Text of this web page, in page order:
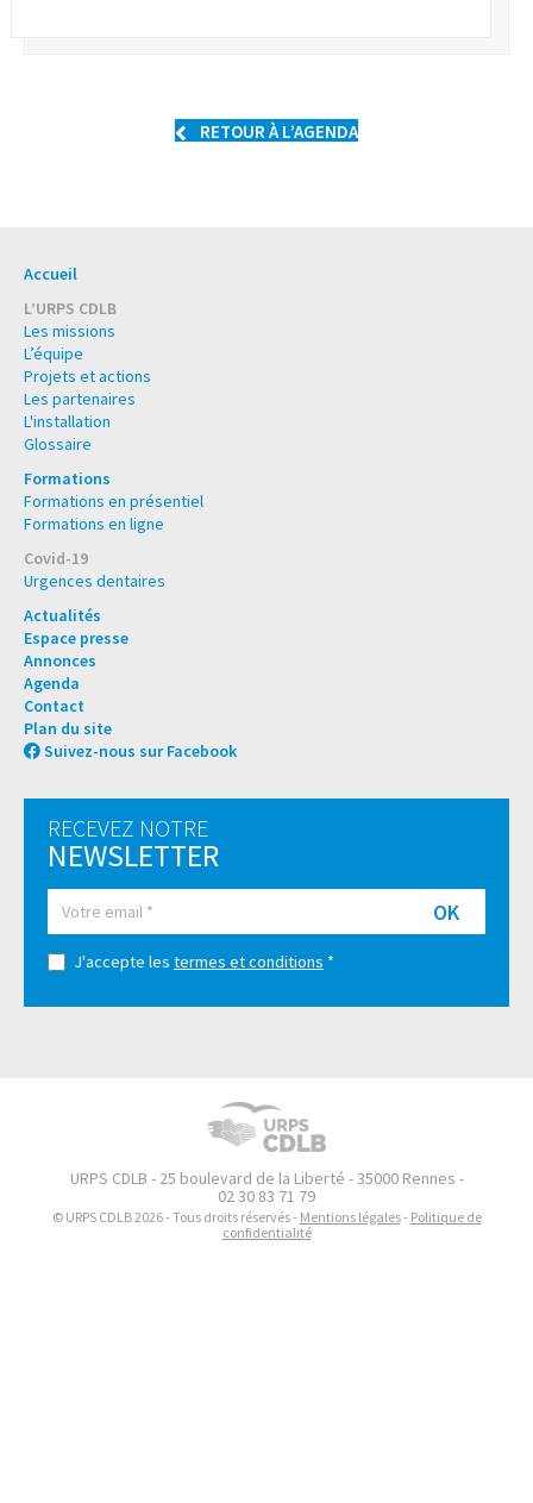
RETOUR À L’AGENDA
Accueil
L’URPS CDLB
Les missions
L’équipe
Projets et actions
Les partenaires
L'installation
Glossaire
Formations
Formations en présentiel
Formations en ligne
Covid-19
Urgences dentaires
Actualités
Espace presse
Annonces
Agenda
Contact
Plan du site
Suivez-nous sur Facebook
RECEVEZ NOTRE
NEWSLETTER
OK
J'accepte les termes et conditions *
URPS CDLB - 25 boulevard de la Liberté - 35000 Rennes -
02 30 83 71 79
© URPS CDLB 2026 - Tous droits réservés - Mentions légales- Politique de
confidentialité